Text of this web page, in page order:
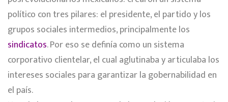
político con tres pilares: el presidente, el partido y los
grupos sociales intermedios, principalmente los
sindicatos. Por eso se definía como un sistema
corporativo clientelar, el cual aglutinaba y articulaba los
intereses sociales para garantizar la gobernabilidad en
el país.